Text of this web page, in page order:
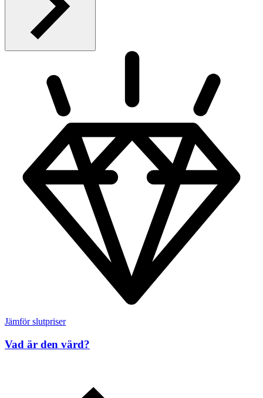
Jämför slutpriser
Vad är den värd?